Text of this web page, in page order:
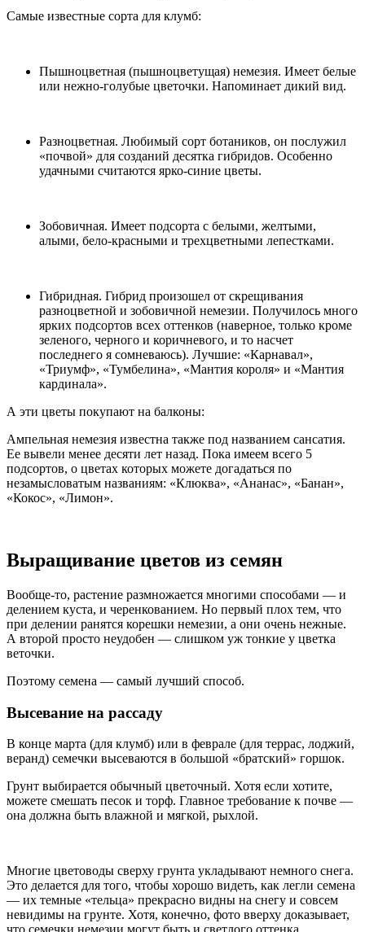
Самые известные сорта для клумб:
Пышноцветная (пышноцветущая) немезия. Имеет белые
или нежно-голубые цветочки. Напоминает дикий вид.
Разноцветная. Любимый сорт ботаников, он послужил
«почвой» для созданий десятка гибридов. Особенно
удачными считаются ярко-синие цветы.
Зобовичная. Имеет подсорта с белыми, желтыми,
алыми, бело-красными и трехцветными лепестками.
Гибридная. Гибрид произошел от скрещивания
разноцветной и зобовичной немезии. Получилось много
ярких подсортов всех оттенков (наверное, только кроме
зеленого, черного и коричневого, и то насчет
последнего я сомневаюсь). Лучшие: «Карнавал»,
«Триумф», «Тумбелина», «Мантия короля» и «Мантия
кардинала».
А эти цветы покупают на балконы:
Ампельная немезия известна также под названием сансатия.
Ее вывели менее десяти лет назад. Пока имеем всего 5
подсортов, о цветах которых можете догадаться по
незамысловатым названиям: «Клюква», «Ананас», «Банан»,
«Кокос», «Лимон».
Выращивание цветов из семян
Вообще-то, растение размножается многими способами — и
делением куста, и черенкованием. Но первый плох тем, что
при делении ранятся корешки немезии, а они очень нежные.
А второй просто неудобен — слишком уж тонкие у цветка
веточки.
Поэтому семена — самый лучший способ.
Высевание на рассаду
В конце марта (для клумб) или в феврале (для террас, лоджий,
веранд) семечки высеваются в большой «братский» горшок.
Грунт выбирается обычный цветочный. Хотя если хотите,
можете смешать песок и торф. Главное требование к почве —
она должна быть влажной и мягкой, рыхлой.
Многие цветоводы сверху грунта укладывают немного снега.
Это делается для того, чтобы хорошо видеть, как легли семена
— их темные «тельца» прекрасно видны на снегу и совсем
невидимы на грунте. Хотя, конечно, фото вверху доказывает,